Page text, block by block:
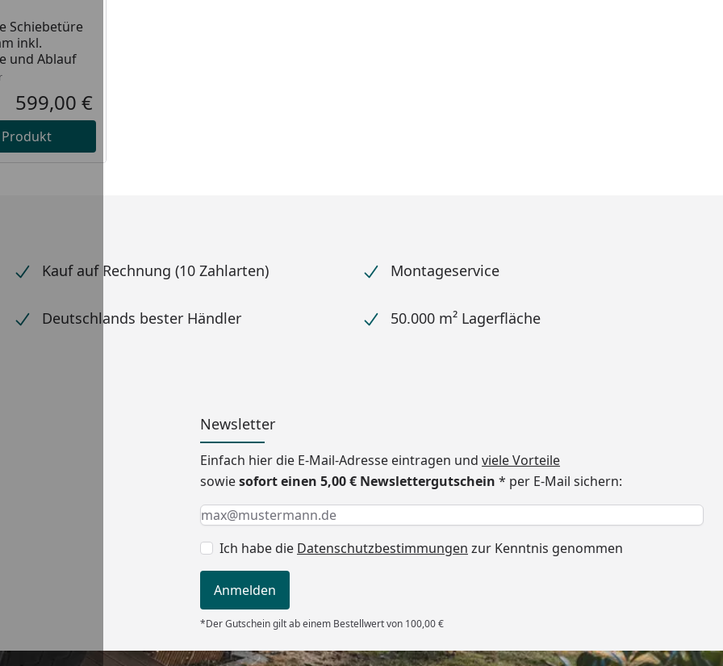
Schiebetüre
inkl.
und Ablauf
lieferbar
Aktueller Preis
599,00 €
Kauf auf Rechnung (10 Zahlarten) Montageservice
Deutschlands bester Händler 50.000 m² Lagerfläche
Newsletter
Einfach hier die E-Mail-Adresse eintragen und viele Vorteile
sowiesofort einen 5,00 € Newslettergutschein * per E-Mail sichern:
Keine Eingabe erforderlich
Eingabe erforderlich
E-Mail *
Ich habe die Datenschutzbestimmungen zur Kenntnis genommen
Anmelden
*Der Gutschein gilt ab einem Bestellwert von 100,00 €